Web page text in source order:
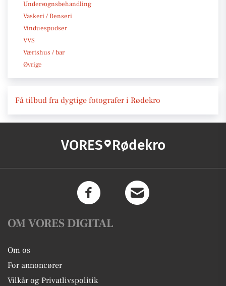
Undervognsbehandling
Vaskeri / Renseri
Vinduespudser
VVS
Værtshus / bar
Øvrige
Få tilbud fra dygtige fotografer i Rødekro
VORES Rødekro
OM VORES DIGITAL
Om os
For annoncører
Vilkår og Privatlivspolitik